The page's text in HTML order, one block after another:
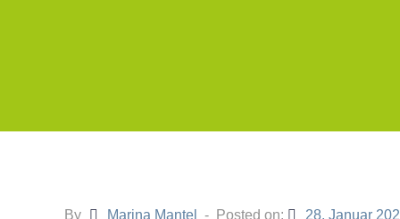
By Marina Mantel Posted on: 28. Januar